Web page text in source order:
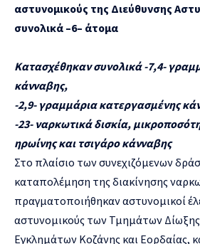
αστυνομικούς της Διεύθυνσης
συνολικά –6– άτομα
Κατασχέθηκαν συνολικά -7,4-
κάνναβης,
-2,9- γραμμάρια κατεργασμένης
-23- ναρκωτικά δισκία,
ηρωίνης και τσιγάρο κάνναβης
Στο πλαίσιο των συνεχιζόμενων
καταπολέμηση της διακίνησης
πραγματοποιήθηκαν αστυνομικοί
αστυνομικούς των Τμημάτων Δίωξης
Εγκλημάτων Κοζάνης και Εορδαίας,